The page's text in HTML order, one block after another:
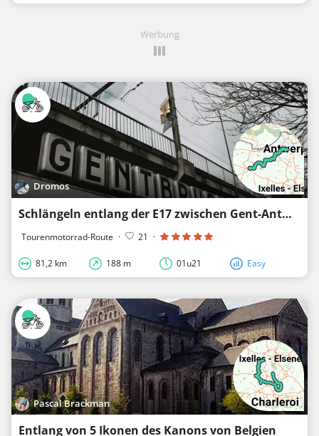
Werbung
Dromos
Schlängeln entlang der E17 zwischen Gent-Antwerpen
Tourenmotorrad-Route · 21 ·
81,2 km 188 m 01u21 Easy
Pascal Brackman
Entlang von 5 Ikonen des Kanons von Belgien